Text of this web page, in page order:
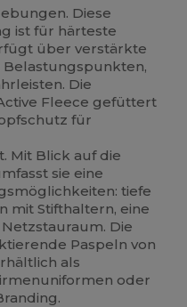
Diese
ist für härteste
über verstärkte
Belastungspunkten,
Die
Fleece gefüttert
für
Mit Blick auf die
sie eine
tiefe
mit Stifthaltern, eine
Die
Paspeln von
als
oder